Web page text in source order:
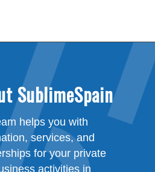
SublimeSpain
helps you with
services, and
for your private
activities in